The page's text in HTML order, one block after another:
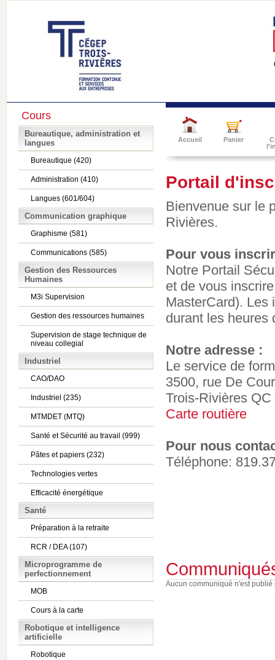
Cours
Bureautique, administration et
langues
Bureautique (420)
Administration (410)
Langues (601/604)
Communication graphique
Graphisme (581)
Communications (585)
Gestion des Ressources
Humaines
M3i Supervision
Gestion des ressources humaines
Supervision de stage technique de
niveau collegial
Industriel
CAO/DAO
Industriel (235)
MTMDET (MTQ)
Santé et Sécurité au travail (999)
Pâtes et papiers (232)
Technologies vertes
Efficacité énergétique
Santé
Préparation à la retraite
RCR / DEA (107)
Microprogramme de
perfectionnement
MOB
Cours à la carte
Robotique et intelligence
artificielle
Robotique
Accueil Panier
Portail
Bienvenue sur le
Rivières.
Pour vous
Notre Portail
et de vous
MasterCard). Les
durant les heures
Notre adresse :
Le service de
3500, rue De
Trois-Rivières
Carte routière
Pour nous
Téléphone:
Aucun communiqué n'est publié